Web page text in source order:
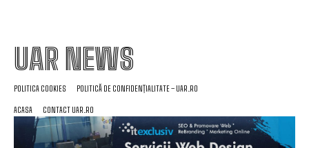
UAR NEWS
POLITICA COOKIES POLITICĂ DE CONFIDENȚIALITATE – UAR.RO
ACASA CONTACT UAR.RO